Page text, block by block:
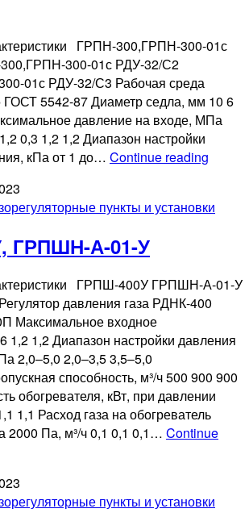
ГРПН-300,ГРПН-300-01с
300-01с РДУ-32/С2
01с РДУ-32/С3 Рабочая среда
ГОСТ 5542-87 Диаметр седла, мм 10 6
давление на входе, МПа
0,3 1,2 1,2 Диапазон настройки
кПа от 1 до… Continue reading
пункты и установки
ГРПШН-А-01-У
ГРПШ-400У ГРПШН-А-01-У
давления газа РДНК-400
Максимальное входное
1,2 Диапазон настройки давления
2,0–5,0 2,0–3,5 3,5–5,0
способность, м³/ч 500 900 900
обогревателя, кВт, при давлении
1,1 Расход газа на обогреватель
2000 Па, м³/ч 0,1 0,1 0,1… Continue
пункты и установки